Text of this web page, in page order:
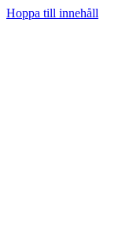
Hoppa till innehåll